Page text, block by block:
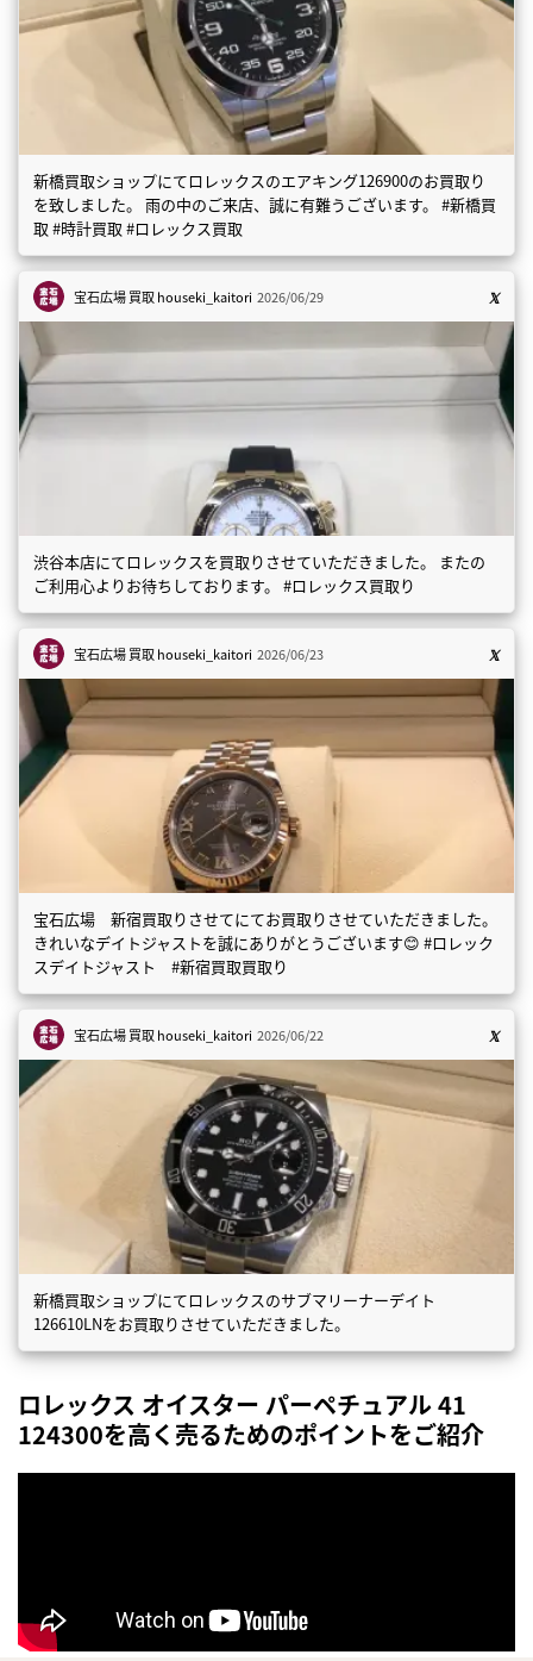
新橋買取ショップにてロレックスのエアキング126900のお買取り
を致しました。 雨の中のご来店、誠に有難うございます。 #新橋買
取 #時計買取 #ロレックス買取
宝石広場 買取houseki_kaitori 2026/06/29
渋谷本店にてロレックスを買取りさせていただきました。 またの
ご利用心よりお待ちしております。 #ロレックス買取り
宝石広場 買取houseki_kaitori 2026/06/23
宝石広場 新宿買取りさせてにてお買取りさせていただきました。
きれいなデイトジャストを誠にありがとうございます😊 #ロレック
スデイトジャスト #新宿買取買取り
宝石広場 買取houseki_kaitori 2026/06/22
新橋買取ショップにてロレックスのサブマリーナーデイト
126610LNをお買取りさせていただきました。
ロレックス オイスター パーペチュアル 41
124300を高く売るためのポイントをご紹介